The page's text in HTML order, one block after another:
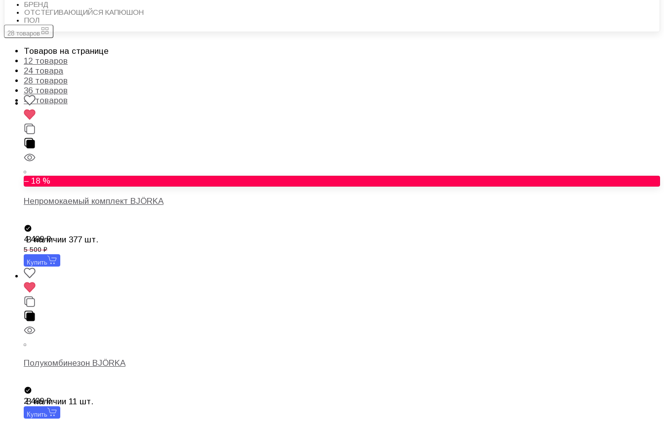
БРЕНД
ОТСТЕГИВАЮЩИЙСЯ КАПЮШОН
ПОЛ
28 товаров
Товаров на странице
12 товаров
24 товара
28 товаров
36 товаров
48 товаров
– 18 %
Непромокаемый комплект BJÖRKA
В наличии 377 шт.
4 499
5 500
Купить
Полукомбинезон BJÖRKA
В наличии 11 шт.
2 499
Купить